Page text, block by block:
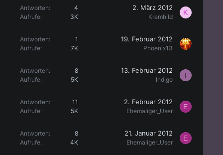
Antworten
4
Aufrufe
3K
2. März 2012
Kremhild
K
Antworten
1
Aufrufe
7K
19. Februar 2012
Phoenix13
Antworten
8
Aufrufe
5K
13. Februar 2012
Indigo
I
Antworten
11
Aufrufe
5K
2. Februar 2012
Ehemaliger_User
E
Antworten
8
Aufrufe
4K
21. Januar 2012
Ehemaliger_User
E